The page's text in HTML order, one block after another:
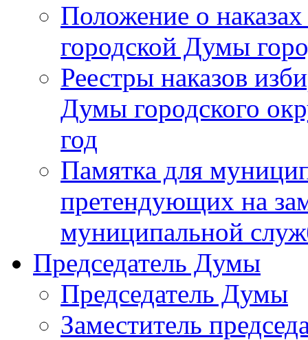
Положение о
городской Думы
Реестры наказов
Думы городского
год
Памятка для
претендующих на
муниципальной
Председатель Думы
Председатель Думы
Заместитель